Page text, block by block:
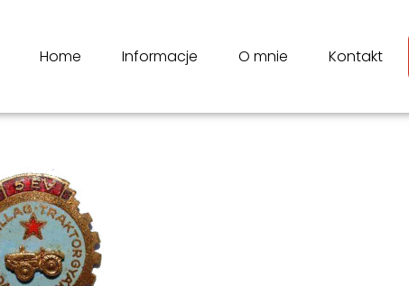
Home Informacje O mnie Kontakt